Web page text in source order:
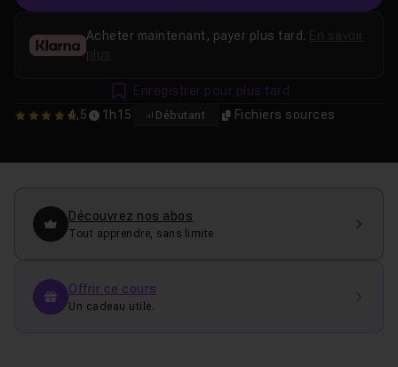
4.5 4,5 1h15 Débutant Fichiers sources
Acheter maintenant, payer plus tard.
plus
Enregistrer pour plus tard
Découvrez nos abos
Tout apprendre, sans limite
Offrir ce cours
Un cadeau utile.